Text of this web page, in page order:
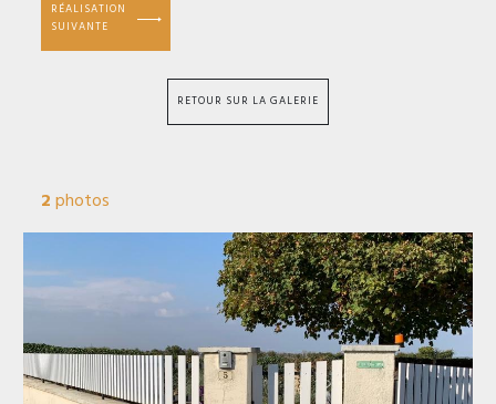
RÉALISATION
SUIVANTE
RETOUR SUR LA GALERIE
2photos